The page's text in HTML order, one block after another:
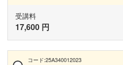
受講料
17,600 円
コード:25A340012023